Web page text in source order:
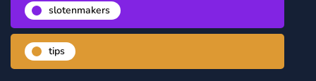
slotenmakers
tips